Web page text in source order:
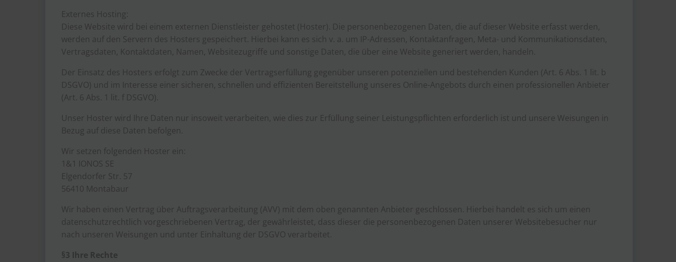
Externes Hosting:
Diese Website wird bei einem externen Dienstleister gehostet (Hoster). Die personenbezogenen Daten, die auf dieser Website erfasst werden,
werden auf den Servern des Hosters gespeichert. Hierbei kann es sich v. a. um IP-Adressen, Kontaktanfragen, Meta- und Kommunikationsdaten,
Vertragsdaten, Kontaktdaten, Namen, Websitezugriffe und sonstige Daten, die über eine Website generiert werden, handeln.
Der Einsatz des Hosters erfolgt zum Zwecke der Vertragserfüllung gegenüber unseren potenziellen und bestehenden Kunden (Art. 6 Abs. 1 lit. b
DSGVO) und im Interesse einer sicheren, schnellen und effizienten Bereitstellung unseres Online-Angebots durch einen professionellen Anbieter
(Art. 6 Abs. 1 lit. f DSGVO).
Unser Hoster wird Ihre Daten nur insoweit verarbeiten, wie dies zur Erfüllung seiner Leistungspflichten erforderlich ist und unsere Weisungen in
Bezug auf diese Daten befolgen.
Wir setzen folgenden Hoster ein:
1&1 IONOS SE
Elgendorfer Str. 57
56410 Montabaur
Wir haben einen Vertrag über Auftragsverarbeitung (AVV) mit dem oben genannten Anbieter geschlossen. Hierbei handelt es sich um einen
datenschutzrechtlich vorgeschriebenen Vertrag, der gewährleistet, dass dieser die personenbezogenen Daten unserer Websitebesucher nur
nach unseren Weisungen und unter Einhaltung der DSGVO verarbeitet.
§3 Ihre Rechte